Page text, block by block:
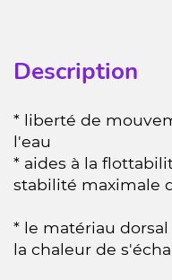
Description
* liberté de
l'eau
* aides à la
stabilité maximale
* le matériau
la chaleur de